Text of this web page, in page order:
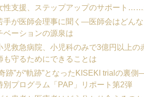
性支援、ステップアップのサポート
手が医師会理事に聞く―医師会はどん
ベーションの源泉は
児救急病院、小児科のみで3億円以上
も守るためにできることは
跡”が“軌跡”となったKISEKI trialの裏
別プログラム「PAP」リポート第2弾